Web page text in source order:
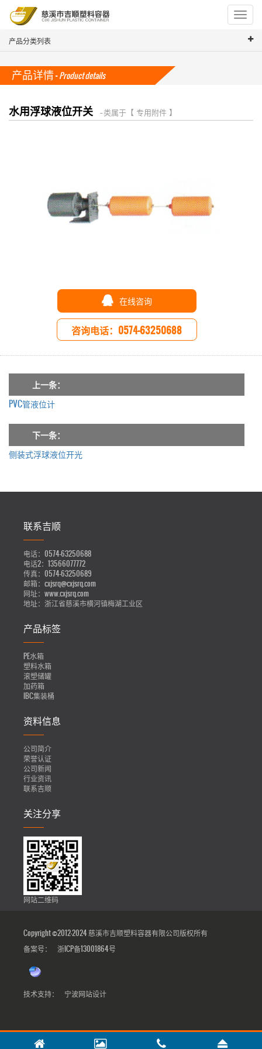
Toggle
产品分类列表
产品详情 -Product details
水用浮球液位开关 -- 类属于【 专用附件 】
在线咨询
咨询电话：0574-63250688
上一条：
PVC管液位计
下一条：
侧装式浮球液位开光
联系吉顺
电话： 0574-63250688
电话2： 13566077772
传真： 0574-63250689
邮箱： cxjsrq@cxjsrq.com
网址： www.cxjsrq.com
地址： 浙江省慈溪市横河镇梅湖工业区
产品标签
PE水箱
塑料水箱
滚塑储罐
加药箱
IBC集装桶
资料信息
公司简介
荣誉认证
公司新闻
行业资讯
联系吉顺
关注分享
网站二维码
Copyright ©2012-2024 慈溪市吉顺塑料容器有限公司版权所有
备案号：
浙ICP备13001864号
技术支持： 宁波网站设计